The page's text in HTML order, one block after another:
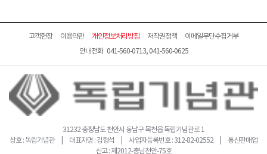
고객헌장 이용약관 개인정보처리방침 저작권정책
이메일무단수집거부
안내전화 041-560-0713, 041-560-0625
31232 충청남도 천안시 동남구 목천읍 독립기념관로 1
상호 : 독립기념관 | 대표자명 : 김형석 | 사업자등록번호 : 312-82-02552 | 통신판매업
신고 : 제2012-충남천안-75호